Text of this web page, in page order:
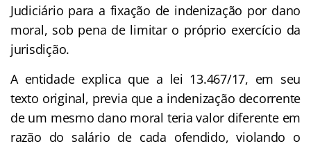
Judiciário para a fixação de indenização por dano
moral, sob pena de limitar o próprio exercício da
jurisdição.
A entidade explica que a lei 13.467/17, em seu
texto original, previa que a indenização decorrente
de um mesmo dano moral teria valor diferente em
razão do salário de cada ofendido, violando o